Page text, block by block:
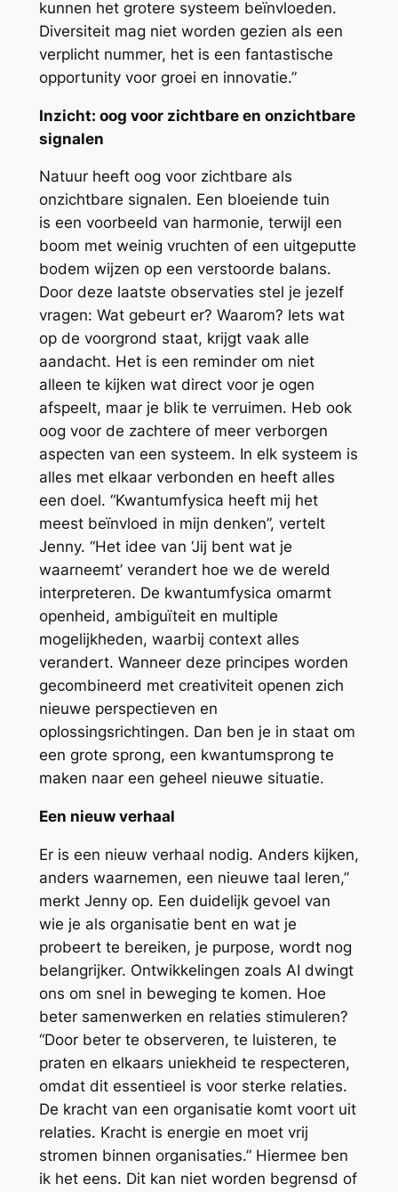
kunnen het grotere systeem beïnvloeden.
Diversiteit mag niet worden gezien als een
verplicht nummer, het is een fantastische
opportunity voor groei en innovatie.”
Inzicht: oog voor zichtbare en onzichtbare
signalen
Natuur heeft oog voor zichtbare als
onzichtbare signalen. Een bloeiende tuin
is een voorbeeld van harmonie, terwijl een
boom met weinig vruchten of een uitgeputte
bodem wijzen op een verstoorde balans.
Door deze laatste observaties stel je jezelf
vragen: Wat gebeurt er? Waarom? Iets wat
op de voorgrond staat, krijgt vaak alle
aandacht. Het is een reminder om niet
alleen te kijken wat direct voor je ogen
afspeelt, maar je blik te verruimen. Heb ook
oog voor de zachtere of meer verborgen
aspecten van een systeem. In elk systeem is
alles met elkaar verbonden en heeft alles
een doel. “Kwantumfysica heeft mij het
meest beïnvloed in mijn denken”, vertelt
Jenny. “Het idee van ‘Jij bent wat je
waarneemt’ verandert hoe we de wereld
interpreteren. De kwantumfysica omarmt
openheid, ambiguïteit en multiple
mogelijkheden, waarbij context alles
verandert. Wanneer deze principes worden
gecombineerd met creativiteit openen zich
nieuwe perspectieven en
oplossingsrichtingen. Dan ben je in staat om
een grote sprong, een kwantumsprong te
maken naar een geheel nieuwe situatie.
Een nieuw verhaal
Er is een nieuw verhaal nodig. Anders kijken,
anders waarnemen, een nieuwe taal leren,”
merkt Jenny op. Een duidelijk gevoel van
wie je als organisatie bent en wat je
probeert te bereiken, je purpose, wordt nog
belangrijker. Ontwikkelingen zoals AI dwingt
ons om snel in beweging te komen. Hoe
beter samenwerken en relaties stimuleren?
“Door beter te observeren, te luisteren, te
praten en elkaars uniekheid te respecteren,
omdat dit essentieel is voor sterke relaties.
De kracht van een organisatie komt voort uit
relaties. Kracht is energie en moet vrij
stromen binnen organisaties.” Hiermee ben
ik het eens. Dit kan niet worden begrensd of